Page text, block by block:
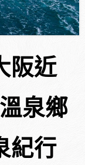
阪近
泉鄉
紀行